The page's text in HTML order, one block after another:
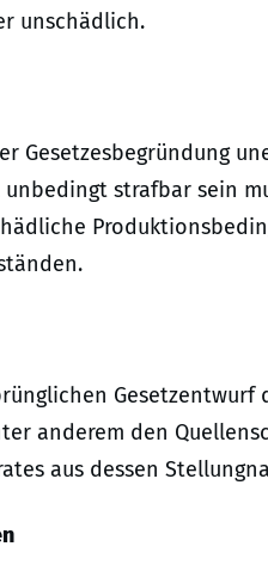
unschädlich.
Gesetzesbegründung
strafbar sein
anderem den
aus dessen